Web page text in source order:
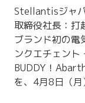
Stellantisジャ
取締役社長：打
ブランド初の
ンクエチェント
BUDDY！
を、4月8日（月